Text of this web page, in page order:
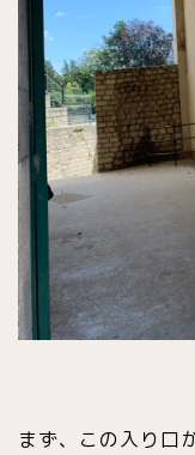
まず、この入り口